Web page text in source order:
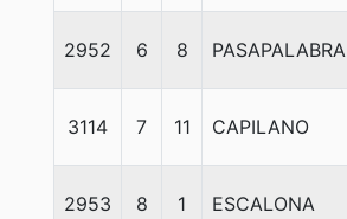
2952 6 8 PASAPALABRA
3114 7 11 CAPILANO
2953 8 1 ESCALONA